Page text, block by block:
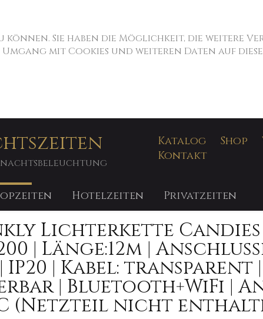
Sie haben die Möglichkeit, die weitere
mit Cookies und weiteren Daten auf
Katalog Shop
Kontakt
Hotelzeiten Privatzeiten
Lichterkette Candies
200 | Länge:12m |
| IP20 | Kabel: transparent
| Bluetooth+WiFi |
C (Netzteil nicht